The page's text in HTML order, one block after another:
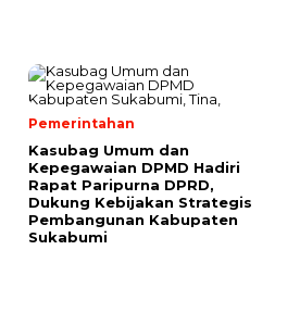
Pemerintahan
Kasubag Umum dan
Kepegawaian DPMD Hadiri
Rapat Paripurna DPRD,
Dukung Kebijakan Strategis
Pembangunan Kabupaten
Sukabumi